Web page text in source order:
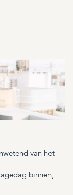
van het
binnen,